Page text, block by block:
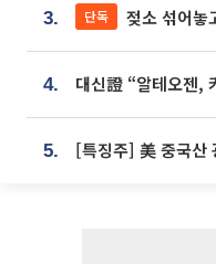
3. 단독 젖소 섞어놓고 ‘한
4.
5.